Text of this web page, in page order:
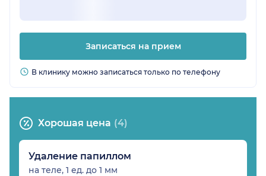
Записаться на прием
В клинику можно записаться только по телефону
Хорошая цена (4)
Удаление папиллом
на теле, 1 ед. до 1 мм